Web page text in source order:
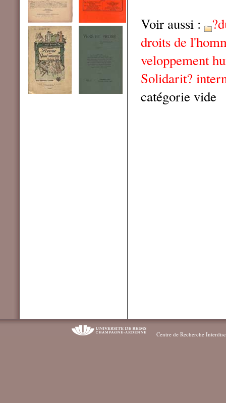
Voir aussi :
droits de
veloppement
Solidarit?
catégorie vide
Centre de Recherche